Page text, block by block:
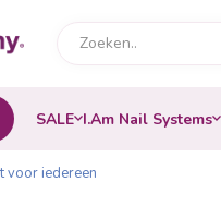
SALE I.Am Nail Systems
voor iedereen